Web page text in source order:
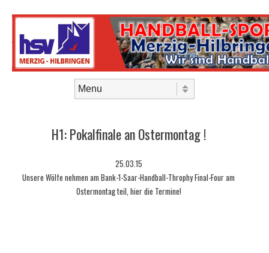
H1: Pokalfinale an Ostermontag !
25.03.15
Unsere Wölfe nehmen am Bank-1-Saar-Handball-Throphy Final-Four am
Ostermontag teil, hier die Termine!